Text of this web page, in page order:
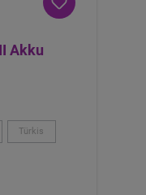
Akku
Türkis